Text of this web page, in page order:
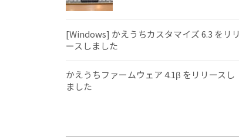
[Windows] かえうちカスタマイズ 6.3 をリリ
ースしました
かえうちファームウェア 4.1β をリリースし
ました